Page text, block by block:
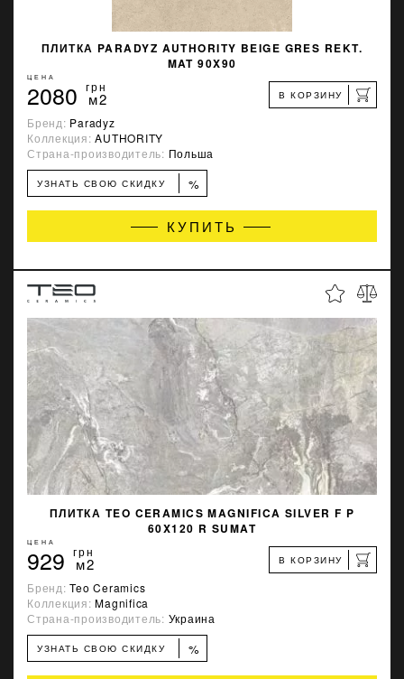
ПЛИТКА PARADYZ AUTHORITY BEIGE GRES REKT.
MAT 90X90
ЦЕНА
2080 грн
м2 В КОРЗИНУ
Бренд: Paradyz
Коллекция:AUTHORITY
Страна-производитель: Польша
УЗНАТЬ СВОЮ СКИДКУ %
КУПИТЬ
ПЛИТКА TEO CERAMICS MAGNIFICA SILVER F P
60X120 R SUMAT
ЦЕНА
929 грн
м2 В КОРЗИНУ
Бренд:Teo Ceramics
Коллекция:Magnifica
Страна-производитель: Украина
УЗНАТЬ СВОЮ СКИДКУ %